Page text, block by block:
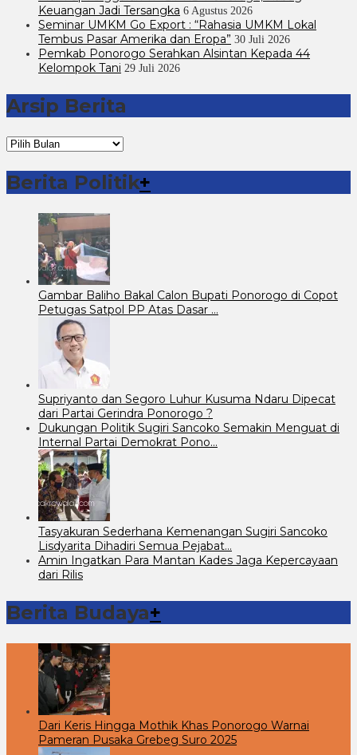
Keuangan Jadi Tersangka 6 Agustus 2026
Seminar UMKM Go Export : “Rahasia UMKM Lokal
Tembus Pasar Amerika dan Eropa” 30 Juli 2026
Pemkab Ponorogo Serahkan Alsintan Kepada 44
Kelompok Tani 29 Juli 2026
Arsip Berita
Arsip
Berita
Berita Politik+
Gambar Baliho Bakal Calon Bupati Ponorogo di Copot
Petugas Satpol PP Atas Dasar …
Supriyanto dan Segoro Luhur Kusuma Ndaru Dipecat
dari Partai Gerindra Ponorogo ?
Dukungan Politik Sugiri Sancoko Semakin Menguat di
Internal Partai Demokrat Pono…
Tasyakuran Sederhana Kemenangan Sugiri Sancoko
Lisdyarita Dihadiri Semua Pejabat…
Amin Ingatkan Para Mantan Kades Jaga Kepercayaan
dari Rilis
Berita Budaya+
Dari Keris Hingga Mothik Khas Ponorogo Warnai
Pameran Pusaka Grebeg Suro 2025